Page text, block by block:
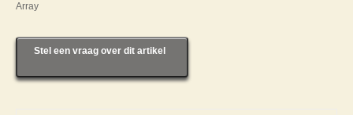
Array
Stel een vraag over dit artikel